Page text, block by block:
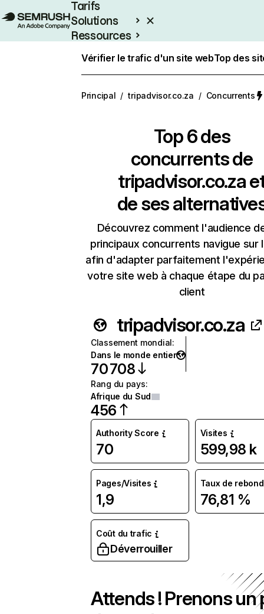
Tarifs
Solutions
Ressources
Vérifier le trafic d'un site webTop des
Principal / tripadvisor.co.za / Concurrents
Top 6 des
concurrents de
tripadvisor.co.za
de ses
Découvrez comment l'audience
principaux concurrents navigue sur
afin d'adapter parfaitement
votre site web à chaque étape du
client
tripadvisor.co.za
Classement mondial:
Dans le monde entier
70 708
Rang du pays:
Afrique du Sud
456
Authority Score
70
Visites
599,98 k
Pages/Visites
1,9
Taux de rebond
76,81 %
Coût du trafic
Déverrouiller
Attends ! Prenons un